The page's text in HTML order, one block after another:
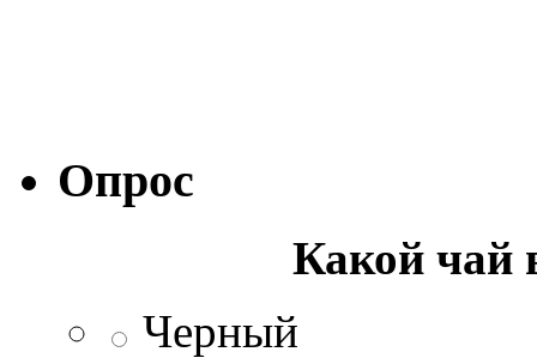
Опрос
Какой чай
Черный